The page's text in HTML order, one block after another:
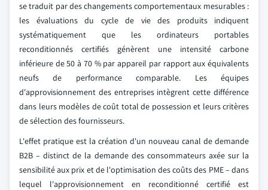
se traduit par des changements comportementaux mesurables :
les évaluations du cycle de vie des produits indiquent
systématiquement que les ordinateurs portables
reconditionnés certifiés génèrent une intensité carbone
inférieure de 50 à 70 % par appareil par rapport aux équivalents
neufs de performance comparable. Les équipes
d'approvisionnement des entreprises intègrent cette différence
dans leurs modèles de coût total de possession et leurs critères
de sélection des fournisseurs.
L'effet pratique est la création d'un nouveau canal de demande
B2B – distinct de la demande des consommateurs axée sur la
sensibilité aux prix et de l'optimisation des coûts des PME – dans
lequel l'approvisionnement en reconditionné certifié est